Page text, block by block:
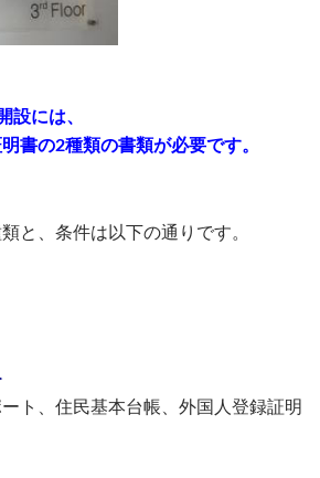
設には、
書の2種類の書類が必要です。
と、条件は以下の通りです。
ト、住民基本台帳、外国人登録証明